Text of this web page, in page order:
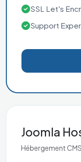
SSL Let's
Support
Joomla
Hébergement